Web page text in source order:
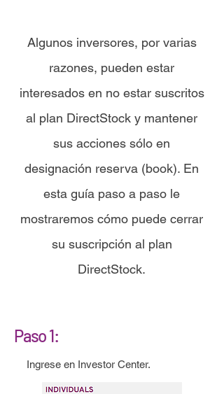
Algunos inversores, por varias
razones, pueden estar
interesados en no estar suscritos
al plan DirectStock y mantener
sus acciones sólo en
designación reserva (book). En
esta guía paso a paso le
mostraremos cómo puede cerrar
su suscripción al plan
DirectStock.
Paso 1:
Ingrese en Investor Center.